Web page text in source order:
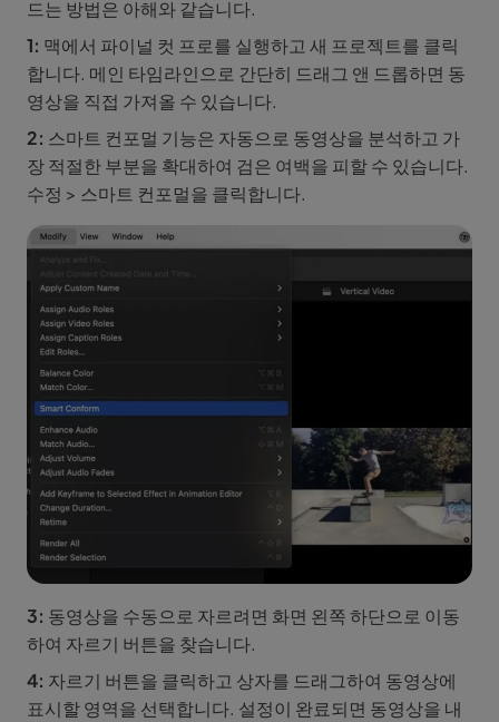
드는 방법은 아해와 같습니다.
1: 맥에서 파이널 컷 프로를 실행하고 새 프로젝트를 클릭
합니다. 메인 타임라인으로 간단히 드래그 앤 드롭하면 동
영상을 직접 가져올 수 있습니다.
2: 스마트 컨포멀 기능은 자동으로 동영상을 분석하고 가
장 적절한 부분을 확대하여 검은 여백을 피할 수 있습니다.
수정 > 스마트 컨포멀을 클릭합니다.
3: 동영상을 수동으로 자르려면 화면 왼쪽 하단으로 이동
하여 자르기 버튼을 찾습니다.
4: 자르기 버튼을 클릭하고 상자를 드래그하여 동영상에
표시할 영역을 선택합니다. 설정이 완료되면 동영상을 내